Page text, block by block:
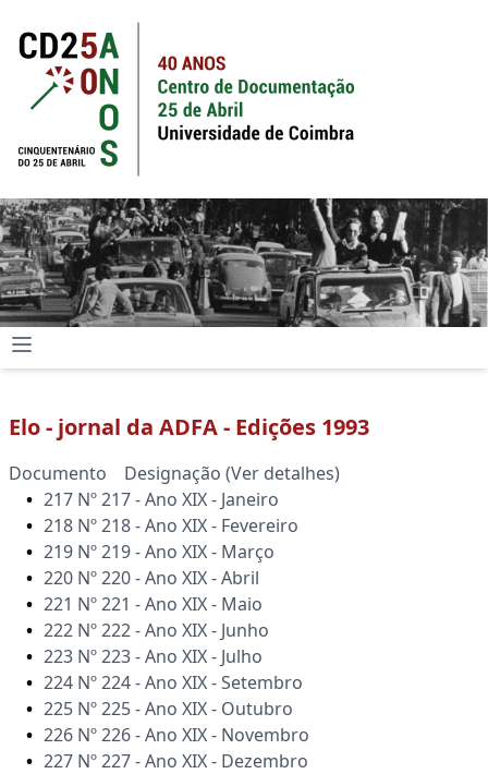
Elo - jornal da ADFA - Edições 1993
Documento Designação (Ver detalhes)
217 Nº 217 - Ano XIX - Janeiro
218 Nº 218 - Ano XIX - Fevereiro
219 Nº 219 - Ano XIX - Março
220 Nº 220 - Ano XIX - Abril
221 Nº 221 - Ano XIX - Maio
222 Nº 222 - Ano XIX - Junho
223 Nº 223 - Ano XIX - Julho
224 Nº 224 - Ano XIX - Setembro
225 Nº 225 - Ano XIX - Outubro
226 Nº 226 - Ano XIX - Novembro
227 Nº 227 - Ano XIX - Dezembro